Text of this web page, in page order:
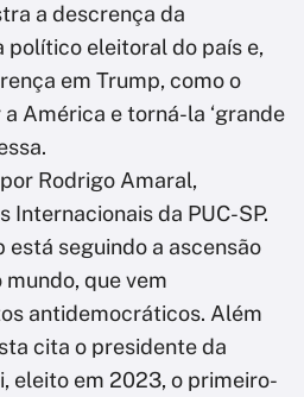
a descrença da
político eleitoral do país e,
em Trump, como o
América e torná-la ‘grande
Rodrigo Amaral,
Internacionais da PUC-SP.
está seguindo a ascensão
que vem
antidemocráticos. Além
cita o presidente da
eleito em 2023, o primeiro-